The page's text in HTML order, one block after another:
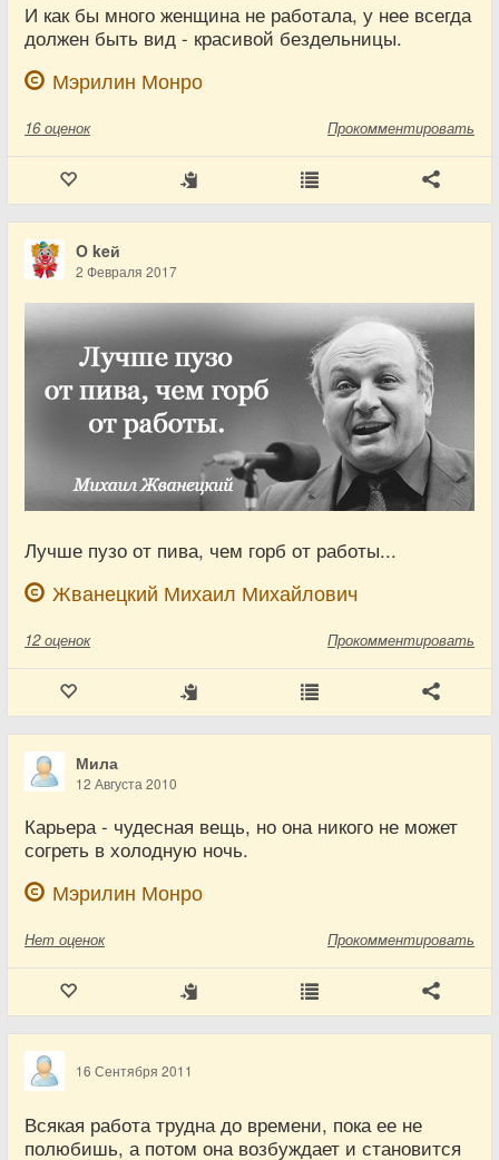
И как бы много женщина не работала, у нее всегда
должен быть вид - красивой бездельницы.
Мэрилин Монро
16 оценок Прокомментировать
O keй
2 Февраля 2017
Лучше пузо от пива, чем горб от работы...
Жванецкий Михаил Михайлович
12 оценок Прокомментировать
Мила
12 Августа 2010
Карьера - чудесная вещь, но она никого не может
согреть в холодную ночь.
Мэрилин Монро
Нет оценок Прокомментировать
16 Сентября 2011
Всякая работа трудна до времени, пока ее не
полюбишь, а потом она возбуждает и становится